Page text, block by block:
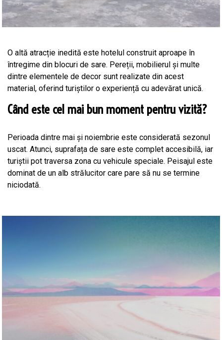
O altă atracție inedită este hotelul construit aproape în
întregime din blocuri de sare. Pereții, mobilierul și multe
dintre elementele de decor sunt realizate din acest
material, oferind turiștilor o experiență cu adevărat unică.
Când este cel mai bun moment pentru vizită?
Perioada dintre mai și noiembrie este considerată sezonul
uscat. Atunci, suprafața de sare este complet accesibilă, iar
turiștii pot traversa zona cu vehicule speciale. Peisajul este
dominat de un alb strălucitor care pare să nu se termine
niciodată.